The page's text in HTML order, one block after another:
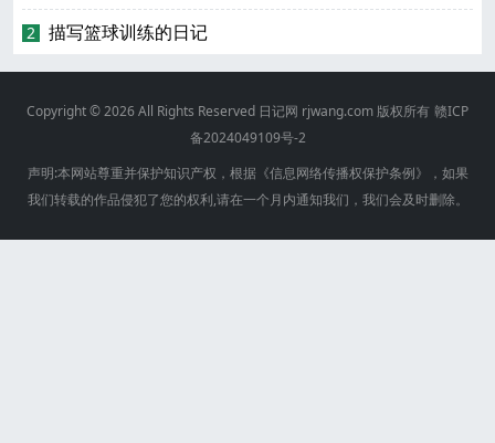
2 描写篮球训练的日记
Copyright © 2026 All Rights Reserved 日记网 rjwang.com 版权所有 赣ICP
备2024049109号-2
声明:本网站尊重并保护知识产权，根据《信息网络传播权保护条例》，如果
我们转载的作品侵犯了您的权利,请在一个月内通知我们，我们会及时删除。